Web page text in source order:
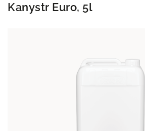
Kanystr Euro, 5l